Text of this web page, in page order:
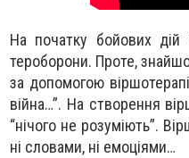
На початку бойових дій
тероборони. Проте,
за допомогою
війна…”. На створення
“нічого не розуміють”.
ні словами, ні емоціями…